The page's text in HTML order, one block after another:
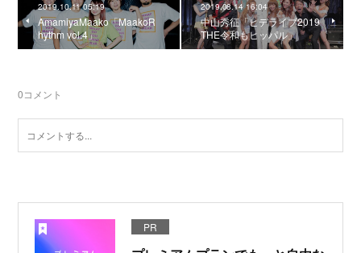
2019.10.11 05:19
AmamiyaMaako「MaakoR
hythm vol.4」
2019.08.14 16:04
中山秀征「ヒデライブ2019
THE令和もヒッパル」
0コメント
PR